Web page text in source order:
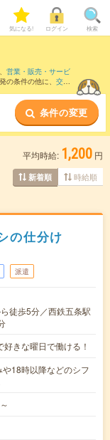
気になる! ログイン 検索
、 営業・販売・サービ
の条件の他に、 交通
条件の変更
平均時給: 1,200 円
新着順 時給順
の仕分け
派遣
徒歩5分／西鉄五条駅
きな曜日で働ける！
や18時以降などのシフ